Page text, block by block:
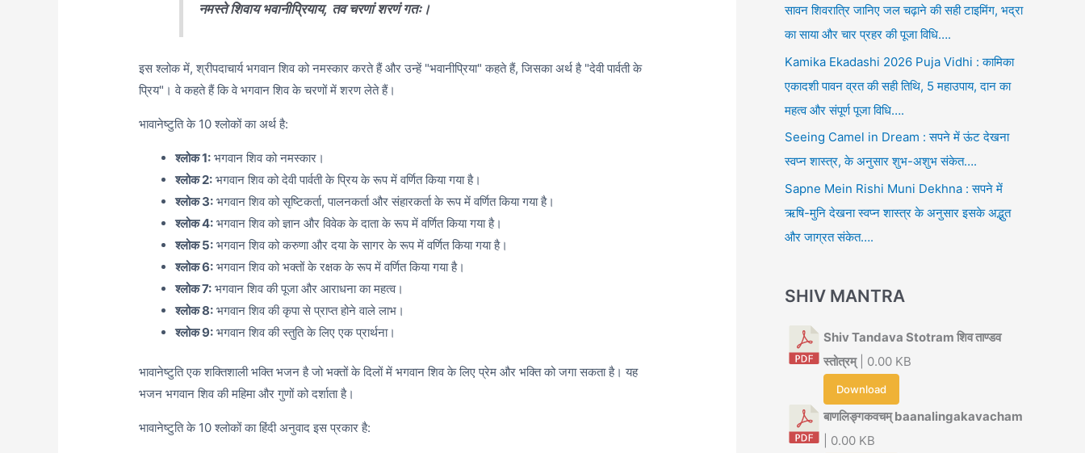
नमस्ते शिवाय भवानीप्रियाय, तव चरणां शरणं गतः।
इस श्लोक में, श्रीपदाचार्य भगवान शिव को नमस्कार करते हैं और उन्हें "भवानीप्रिया" कहते हैं, जिसका अर्थ है "देवी पार्वती के
प्रिय"। वे कहते हैं कि वे भगवान शिव के चरणों में शरण लेते हैं।
भावानेष्टुति के 10 श्लोकों का अर्थ है:
श्लोक 1: भगवान शिव को नमस्कार।
श्लोक 2: भगवान शिव को देवी पार्वती के प्रिय के रूप में वर्णित किया गया है।
श्लोक 3: भगवान शिव को सृष्टिकर्ता, पालनकर्ता और संहारकर्ता के रूप में वर्णित किया गया है।
श्लोक 4: भगवान शिव को ज्ञान और विवेक के दाता के रूप में वर्णित किया गया है।
श्लोक 5: भगवान शिव को करुणा और दया के सागर के रूप में वर्णित किया गया है।
श्लोक 6: भगवान शिव को भक्तों के रक्षक के रूप में वर्णित किया गया है।
श्लोक 7: भगवान शिव की पूजा और आराधना का महत्व।
श्लोक 8: भगवान शिव की कृपा से प्राप्त होने वाले लाभ।
श्लोक 9: भगवान शिव की स्तुति के लिए एक प्रार्थना।
भावानेष्टुति एक शक्तिशाली भक्ति भजन है जो भक्तों के दिलों में भगवान शिव के लिए प्रेम और भक्ति को जगा सकता है। यह
भजन भगवान शिव की महिमा और गुणों को दर्शाता है।
भावानेष्टुति के 10 श्लोकों का हिंदी अनुवाद इस प्रकार है:
सावन शिवरात्रि जानिए जल चढ़ाने की सही टाइमिंग, भद्रा
का साया और चार प्रहर की पूजा विधि….
Kamika Ekadashi 2026 Puja Vidhi : कामिका
एकादशी पावन व्रत की सही तिथि, 5 महाउपाय, दान का
महत्व और संपूर्ण पूजा विधि….
Seeing Camel in Dream : सपने में ऊंट देखना
स्वप्न शास्त्र, के अनुसार शुभ-अशुभ संकेत….
Sapne Mein Rishi Muni Dekhna : सपने में
ऋषि-मुनि देखना स्वप्न शास्त्र के अनुसार इसके अद्भुत
और जाग्रत संकेत….
SHIV MANTRA
Shiv Tandava Stotram शिव ताण्डव
स्तोत्रम्| 0.00 KB
Download
बाणलिङ्गकवचम् baanalingakavacham
| 0.00 KB